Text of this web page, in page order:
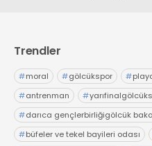
Trendler
#moral #gölcükspor #
#antrenman #
#darıca gençlerbirliğigölcük
#büfeler ve tekel bayileri odası